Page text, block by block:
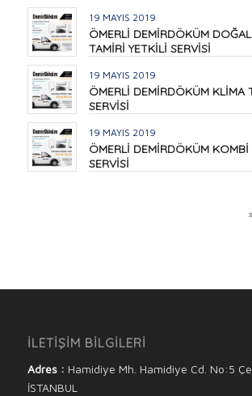
19 MAYIS 2019
ÖMERLİ DEMİRDÖKÜM
TAMİRİ YETKİLİ SERVİSİ
19 MAYIS 2019
ÖMERLİ DEMİRDÖKÜM KLİMA
SERVİSİ
19 MAYIS 2019
ÖMERLİ DEMİRDÖKÜM KOMBİ
SERVİSİ
İLETİŞİM BİLGİLERİ
Adres : Hamidiye Mh. Hamidiye Cd. No:5
İSTANBUL